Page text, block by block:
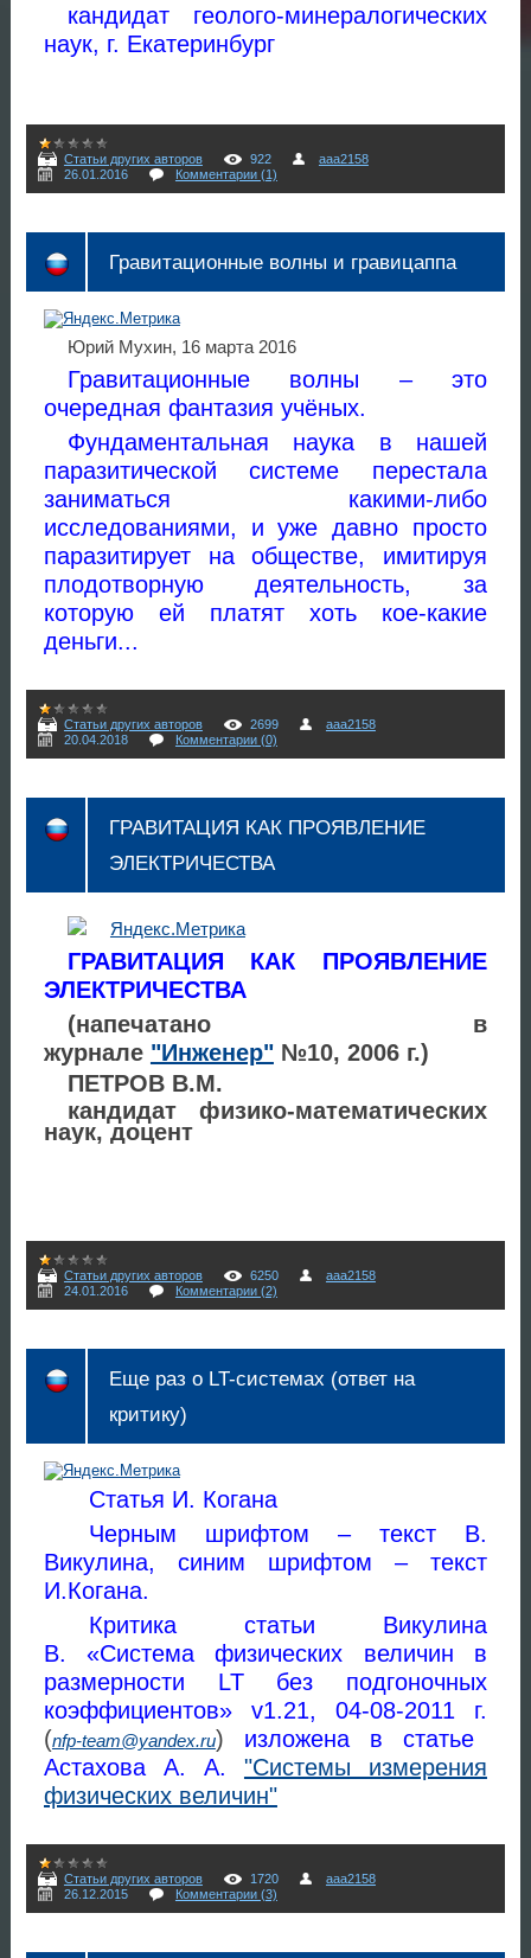
кандидат геолого-минералогических
наук, г. Екатеринбург
Статьи других авторов 922
aaa2158
26.01.2016
Комментарии (1)
Гравитационные волны и гравицаппа
Юрий Мухин, 16 марта 2016
Гравитационные волны – это
очередная фантазия учёных.
Фундаментальная наука в нашей
паразитической системе перестала
заниматься какими-либо
исследованиями, и уже давно просто
паразитирует на обществе, имитируя
плодотворную деятельность, за
которую ей платят хоть кое-какие
деньги...
Статьи других авторов 2699
aaa2158
20.04.2018
Комментарии (0)
ГРАВИТАЦИЯ КАК ПРОЯВЛЕНИЕ
ЭЛЕКТРИЧЕСТВА
ГРАВИТАЦИЯ КАК ПРОЯВЛЕНИЕ
ЭЛЕКТРИЧЕСТВА
(напечатано в
журнале "Инженер"№10, 2006 г.)
ПЕТРОВ В.М.
кандидат физико-математических
наук, доцент
Статьи других авторов 6250
aaa2158
24.01.2016
Комментарии (2)
Еще раз о LT-системах (ответ на
критику)
Статья И. Когана
Черным шрифтом – текст В.
Викулина, синим шрифтом – текст
И.Когана.
Критика статьи Викулина
В. «Система физических величин в
размерности LT без подгоночных
коэффициентов» v1.21, 04-08-2011 г.
(nfp-team@yandex.ru) изложена в статье
Астахова А. А. "Системы измерения
физических величин"
Статьи других авторов 1720
aaa2158
26.12.2015
Комментарии (3)